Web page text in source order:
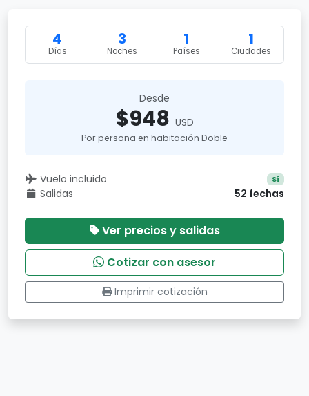
4
Días
3
Noches
1
Países
1
Ciudades
Desde
$948 USD
Por persona en habitación Doble
Vuelo incluido Sí
Salidas 52 fechas
Ver precios y salidas
Cotizar con asesor
Imprimir cotización